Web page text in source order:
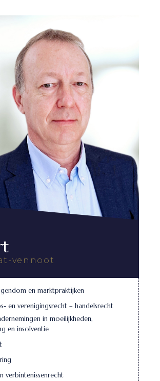
vennoot
en marktpraktijken
en verenigingsrecht – handelsrecht
in moeilijkheden,
en insolventie
verbintenissenrecht